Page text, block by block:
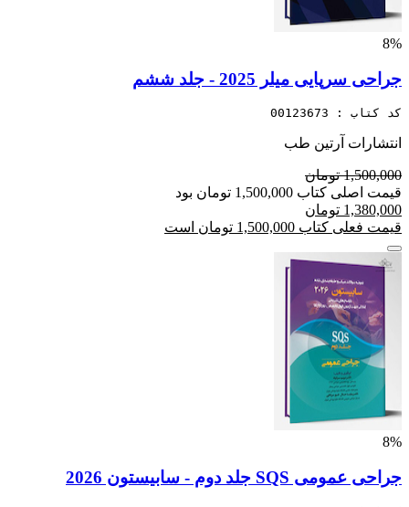
8%
جراحی سرپایی میلر 2025 - جلد ششم
کد کتاب : 00123673
انتشارات آرتین طب
1,500,000 تومان
قیمت اصلی کتاب 1,500,000 تومان بود
1,380,000 تومان
قیمت فعلی کتاب 1,500,000 تومان است
8%
جراحی عمومی SQS جلد دوم - سابیستون 2026